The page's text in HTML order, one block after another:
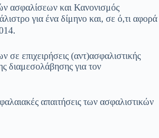
ασφαλίσεων και Κανονισμός
για ένα δίμηνο και, σε ό,τι αφορά
επιχειρήσεις (αντ)ασφαλιστικής
διαμεσολάβησης για τον
απαιτήσεις των ασφαλιστικών